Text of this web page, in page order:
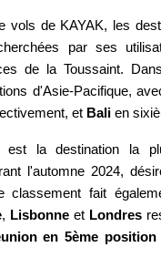
vols de KAYAK, les
par ses
de la Toussaint.
d'Asie-Pacifique,
et Bali en
est la destination la
l'automne 2024,
classement fait
, Lisbonne et Londres
en 5ème position